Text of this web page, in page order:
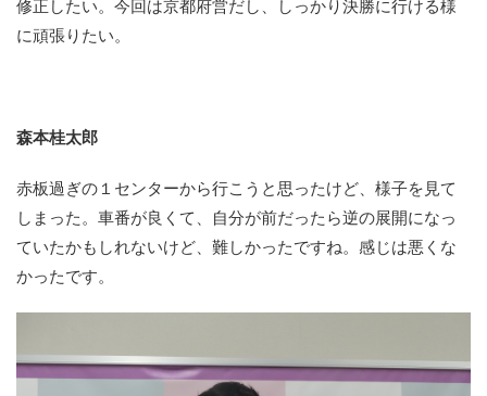
修正したい。今回は京都府営だし、しっかり決勝に行ける様
に頑張りたい。
森本桂太郎
赤板過ぎの１センターから行こうと思ったけど、様子を見て
しまった。車番が良くて、自分が前だったら逆の展開になっ
ていたかもしれないけど、難しかったですね。感じは悪くな
かったです。